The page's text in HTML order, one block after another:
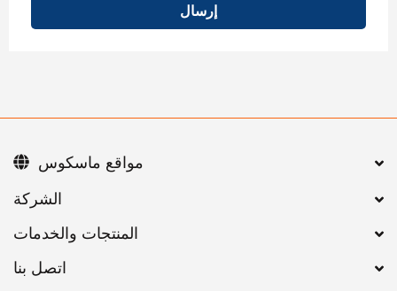
إرسال
اتصل بنا
مواقع ماسكوس